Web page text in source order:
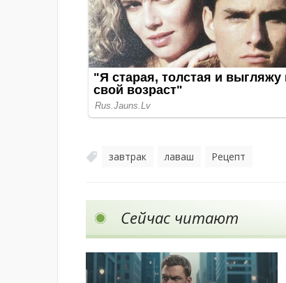
завтрак лаваш Рецепт
Сейчас читают